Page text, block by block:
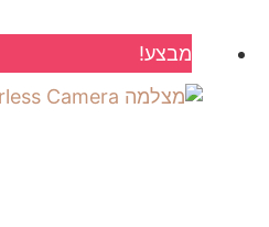
היה:
₪199.00.
הוא:
מבצע!